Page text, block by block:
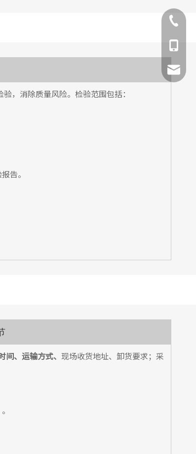
，消除质量风险。检验范围包括：
告。
间、运输方式、 现场收货地址、卸货要求；采
025